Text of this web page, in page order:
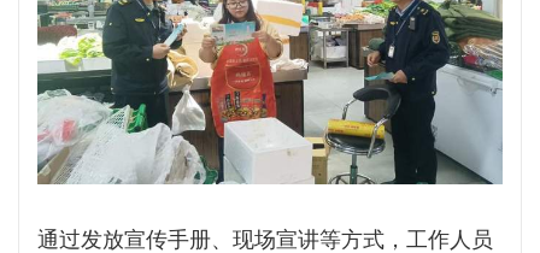
通过发放宣传手册、现场宣讲等方式，工作人员